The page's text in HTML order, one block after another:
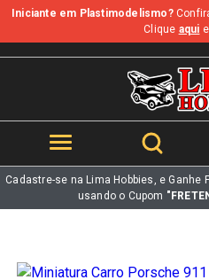
b
Iniciante em Plastimodelismo?
Clique aqui
Cadastre-se na Lima Hobbies, e Ganhe
usando o Cupom